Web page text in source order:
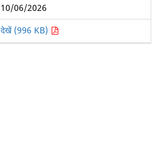
10/06/2026
देखें (996 KB)